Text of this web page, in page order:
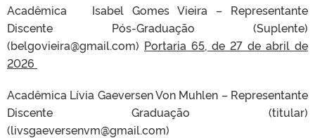
Acadêmica Isabel Gomes Vieira – Representante
Discente Pós-Graduação (Suplente)
(belgovieira@gmail.com) Portaria 65, de 27 de abril de
2026
Acadêmica Lívia Gaeversen Von Muhlen – Representante
Discente Graduação (titular)
(livsgaeversenvm@gmail.com)